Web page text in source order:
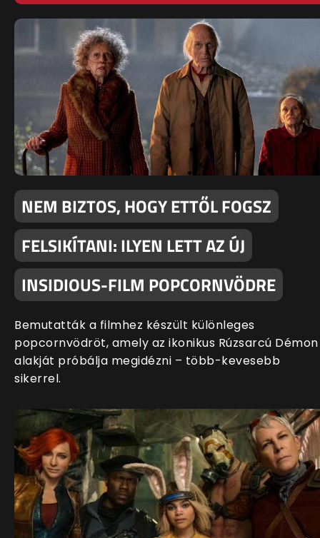
NEM BIZTOS, HOGY ETTŐL FOGSZ
FELSIKÍTANI: ILYEN LETT AZ ÚJ
INSIDIOUS-FILM POPCORNVÖDRE
Bemutatták a filmhez készült különleges
popcornvödröt, amely az ikonikus Rúzsarcú Démon
alakját próbálja megidézni – több-kevesebb
sikerrel.